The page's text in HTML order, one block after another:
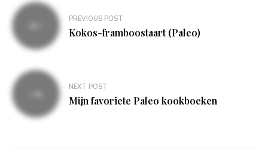
Bericht
navigatie
PREVIOUS POST
Kokos-framboostaart (Paleo)
NEXT POST
Mijn favoriete Paleo kookboeken